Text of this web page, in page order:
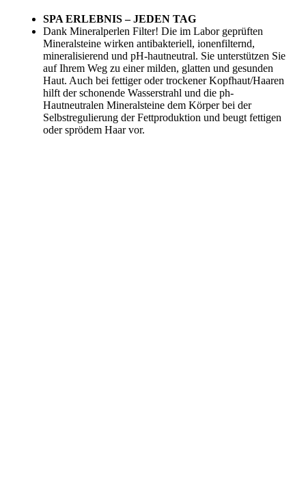
SPA ERLEBNIS – JEDEN TAG
Dank Mineralperlen Filter! Die im Labor geprüften
Mineralsteine wirken antibakteriell, ionenfilternd,
mineralisierend und pH-hautneutral. Sie unterstützen Sie
auf Ihrem Weg zu einer milden, glatten und gesunden
Haut. Auch bei fettiger oder trockener Kopfhaut/Haaren
hilft der schonende Wasserstrahl und die ph-
Hautneutralen Mineralsteine dem Körper bei der
Selbstregulierung der Fettproduktion und beugt fettigen
oder sprödem Haar vor.